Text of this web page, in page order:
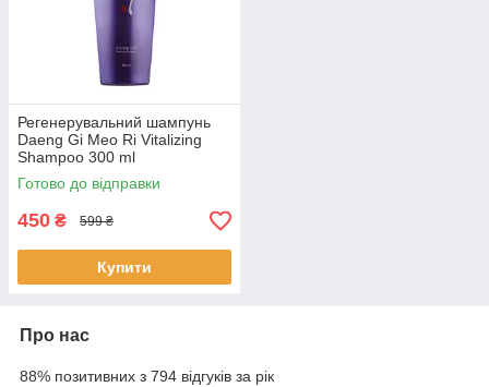
Регенерувальний шампунь
Daeng Gi Meo Ri Vitalizing
Shampoo 300 ml
Готово до відправки
450 ₴ 599 ₴
Купити
Про нас
88% позитивних з 794 відгуків за рік